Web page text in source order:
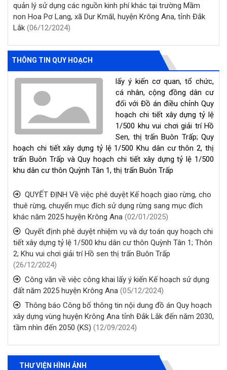
quản lý sử dụng các nguồn kinh phí khác tại trường Mầm
non Hoa Pơ Lang, xã Dur Kmăl, huyện Krông Ana, tỉnh Đắk
Lắk (06/12/2024)
THÔNG TIN QUY HOẠCH
lấy ý kiến cơ quan, tổ chức,
cá nhân, cộng đồng dân cư
đối với Đồ án điều chỉnh Quy
hoạch chi tiết xây dựng tỷ lệ
1/500 khu vui chơi giải trí Hồ
Sen, thị trấn Buôn Trấp; Quy
hoạch chi tiết xây dựng tỷ lệ 1/500 Khu dân cư thôn 2, thị
trấn Buôn Trấp và Quy hoạch chi tiết xây dựng tỷ lệ 1/500
khu dân cư thôn Quỳnh Tân 1, thị trấn Buôn Trấp
QUYẾT ĐỊNH Về việc phê duyệt Kế hoạch giao rừng, cho
thuê rừng, chuyển mục đích sử dụng rừng sang mục đích
khác năm 2025 huyện Krông Ana (02/01/2025)
Quyết định phê duyệt nhiệm vụ và dự toán quy hoạch chi
tiết xây dựng tỷ lệ 1/500 khu dân cư thôn Quỳnh Tân 1; Thôn
2; Khu vui chơi giải trí Hồ sen thị trấn Buôn Trấp
(26/12/2024)
Công văn về việc công khai lấy ý kiến Kế hoạch sử dụng
đất năm 2025 huyện Krông Ana (05/12/2024)
Thông báo Công bố thông tin nội dung đồ án Quy hoạch
xây dựng vùng huyện Krông Ana tỉnh Đắk Lắk đến năm 2030,
tầm nhìn đến 2050 (KS) (12/09/2024)
THƯ VIỆN HÌNH ẢNH
Thông báo về việc niêm yết danh sách chính thức những
người ứng cử đại biểu Quốc hội khóa XVI và đại biểu Hội
đồng nhân dân các cấp, nhiệm kỳ 2026-2031
(26/02/2026)
Thông báo chuyển trụ sở làm việc Trung tâm phục vụ hành
chính công xã Krông Ana
(05/01/2026)